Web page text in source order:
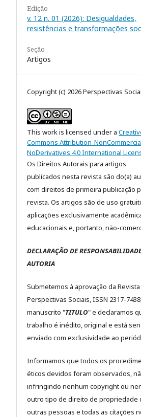
Edição
v. 12 n. 01 (2026): Desigualdades,
resistências e transformações
Seção
Artigos
Copyright (c) 2026 Perspectivas
This work is licensed under a
Commons Attribution-
NoDerivatives 4.0 International
Os Direitos Autorais para artigos
publicados nesta revista são do(a)
com direitos de primeira publicação
revista. Os artigos são de uso
aplicações exclusivamente
educacionais e, portanto, não-
DECLARAÇÃO DE
AUTORIA
Submetemos à aprovação da Revista
Perspectivas Sociais, ISSN 2317-
manuscrito "TITULO" e declaramos
trabalho é inédito, original e está
enviado com exclusividade ao
Informamos que todos os
éticos devidos foram observados,
infringindo nenhum copyright ou
outro tipo de direito de propriedade
outras pessoas e todas as citações